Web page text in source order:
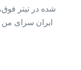
شده در تیتر
ایران سرای